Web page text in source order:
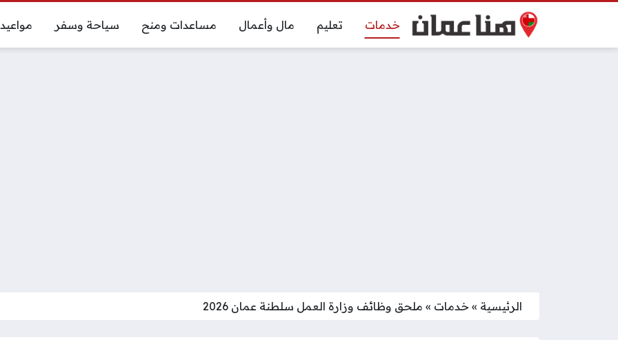
خدمات تعليم مال وأعمال مساعدات ومنح سياحة وسفر مواعيد
الرئيسية » خدمات » ملحق وظائف وزارة العمل سلطنة عمان 2026